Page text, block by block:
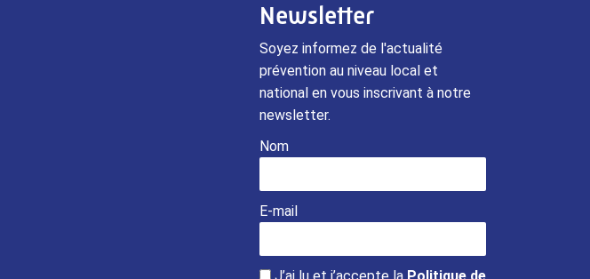
Newsletter
Soyez informez de l'actualité
prévention au niveau local et
national en vous inscrivant à notre
newsletter.
Nom
E-mail